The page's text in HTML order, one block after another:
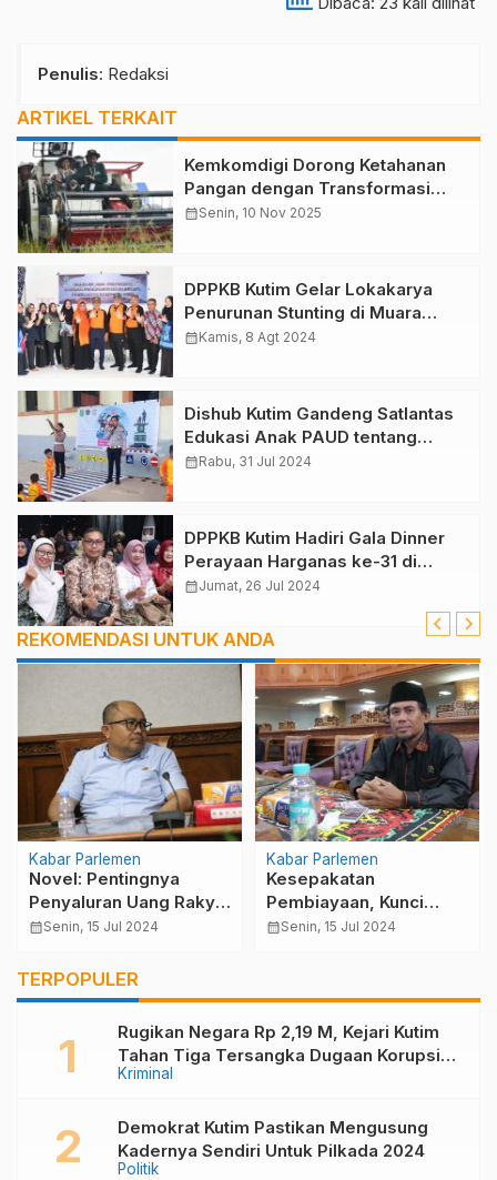
Penulis: Redaksi
ARTIKEL TERKAIT
Kemkomdigi Dorong Ketahanan
Pangan dengan Transformasi
Pertanian Digital: Produktivitas
calendar_monthSenin, 10 Nov 2025
DPPKB Kutim Gelar Lokakarya
Penurunan Stunting di Muara
Bengkal
calendar_monthKamis, 8 Agt 2024
Dishub Kutim Gandeng Satlantas
Edukasi Anak PAUD tentang
Rambu Lalu Lintas
calendar_monthRabu, 31 Jul 2024
DPPKB Kutim Hadiri Gala Dinner
Perayaan Harganas ke-31 di
Bontang
calendar_monthJumat, 26 Jul 2024
REKOMENDASI UNTUK ANDA
Kabar Parlemen
Novel: Pentingnya
Penyaluran Uang Rakyat
dengan Tepat di Kutai
calendar_monthSenin, 15 Jul 2024
Kabar Parlemen
Kesepakatan
Pembiayaan, Kunci
Kelangsungan Proyek
calendar_monthSenin, 15 Jul 2024
TERPOPULER
Kriminal
Rugikan Negara Rp 2,19 M, Kejari Kutim
Tahan Tiga Tersangka Dugaan Korupsi
Pembangunan Kolam Renang Di Desa
Politik
Demokrat Kutim Pastikan Mengusung
Kadernya Sendiri Untuk Pilkada 2024